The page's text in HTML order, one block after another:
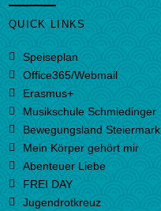
QUICK LINKS
Speiseplan
Office365/Webmail
Erasmus+
Musikschule Schmiedinger
Bewegungsland Steiermark
Mein Körper gehört mir
Abenteuer Liebe
FREI DAY
Jugendrotkreuz